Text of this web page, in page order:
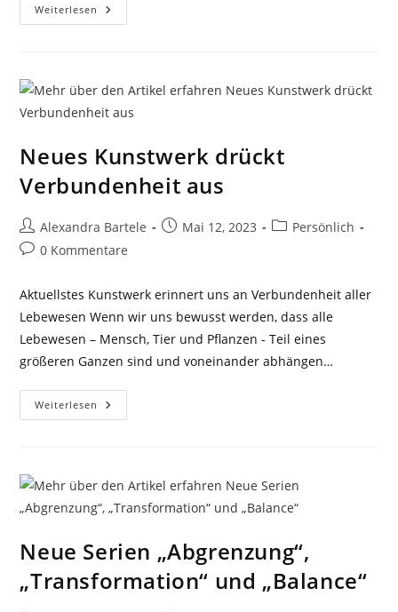
Weiterlesen Preisverleihung
Bei
Neues Kunstwerk drückt
Verbundenheit aus
Beitrags-
Autor:
Alexandra Bartele
BeitragMai 12, 2023
Beitrags-
Persönlich
Beitrags-
0 Kommentare
Aktuellstes Kunstwerk erinnert uns an Verbundenheit aller
Lebewesen Wenn wir uns bewusst werden, dass alle
Lebewesen – Mensch, Tier und Pflanzen - Teil eines
größeren Ganzen sind und voneinander abhängen…
Weiterlesen Neues
Kunstwerk
Neue Serien „Abgrenzung“,
„Transformation“ und „Balance“